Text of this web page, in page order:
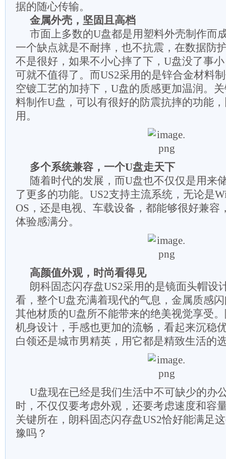
据的随心传输。
金属外壳，坚固且高档
市面上多数的U盘都是用塑料外壳制作而
一个缺点就是不耐摔，也不抗震，在数据防
不是很好，如果不小心摔了下，U盘没了事
可就不值得了。而US2采用的是锌合金材料
空镀工艺的加持下，U盘的质感更加温润。
料制作U盘，可以有很好的防震抗摔的功能
用。
多个系统兼容，一个U盘走天下
随着时代的发展，而U盘也不仅仅是用来
了更多的功能。US2支持主流系统，无论是
OS，还是电视、车载设备，都能够很好兼容
体验感满分。
高颜值外观，时尚看得见
朗科固态闪存盘US2采用的是镜面头帽设
看，整个U盘充满着现代的气息，金属质感
其他材质的U盘所不能带来的绝美视觉享受
机身设计，手感也更加的流畅，看起来沉稳
白领还是城市男精英，用它都是精致生活的
U盘现在已经是我们生活中不可缺少的办
时，不仅仅要考虑外观，还要考虑速度和容
关键所在，朗科固态闪存盘US2恰好能满足
豫吗？